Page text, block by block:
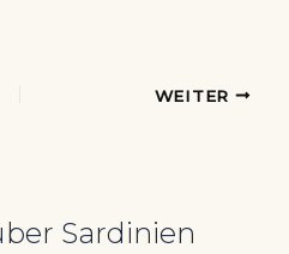
WEITER
Sardinien